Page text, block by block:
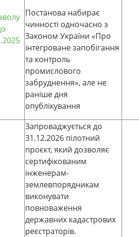
Постанова набирає
чинності одночасно з
Законом України «Про
інтегроване запобігання
та контроль
промислового
забруднення», але не
раніше дня
опублікування
Запроваджується до
31.12.2026 пілотний
проєкт, який дозволяє
сертифікованим
інженерам-
землевпорядникам
виконувати
повноваження
державних кадастрових
реєстраторів.